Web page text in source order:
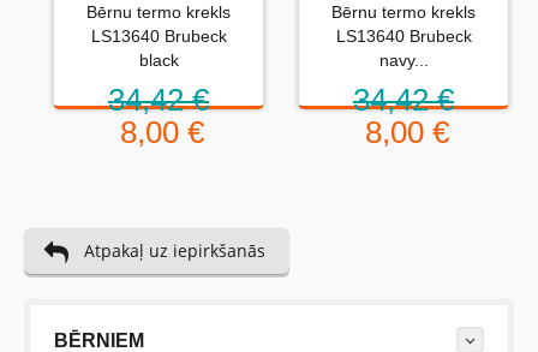
no 0 (slikti) līdz 5 zvaigznēm (teicami).
Novērtējums:
Uzrakstītu simbolu skaits:
Bērnu termo krekls
LS13640 Brubeck
black
34,42 €
8,00 €
Bērnu termo krekls
LS13640 Brubeck
navy...
34,42 €
8,00 €
Atpakaļ uz iepirkšanās
BĒRNIEM